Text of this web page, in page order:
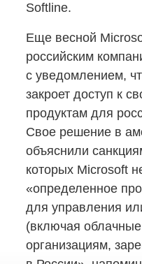
Softline.
Еще весной
российским
с уведомлением,
закроет доступ к
продуктам для
Свое решение в
объяснили
которых Microsoft
«определенное
для управления
(включая
организациям,